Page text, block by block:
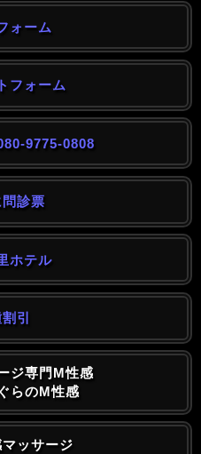
ォーム
フォーム
9775-0808
診票
ホテル
引
ジ専門M性感
らのM性感
ッサージ